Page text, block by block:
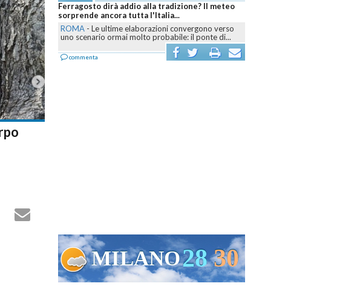
Ferragosto dirà addio alla tradizione? Il meteo
sorprende ancora tutta l'Italia...
ROMA - Le ultime elaborazioni convergono verso
uno scenario ormai molto probabile: il ponte di...
commenta
MILANO28 30